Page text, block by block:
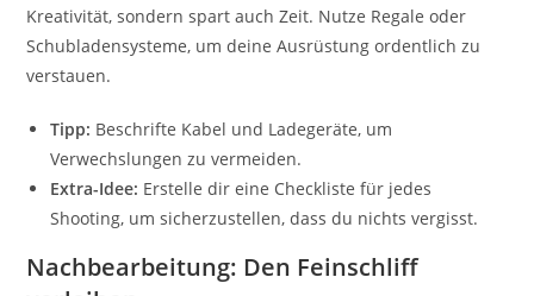
Kreativität, sondern spart auch Zeit. Nutze Regale oder
Schubladensysteme, um deine Ausrüstung ordentlich zu
verstauen.
Tipp: Beschrifte Kabel und Ladegeräte, um
Verwechslungen zu vermeiden.
Extra-Idee: Erstelle dir eine Checkliste für jedes
Shooting, um sicherzustellen, dass du nichts vergisst.
Nachbearbeitung: Den Feinschliff